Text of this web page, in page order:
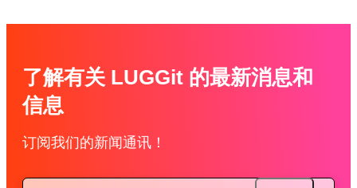
了解有关 LUGGit 的最新消息和
信息
订阅我们的新闻通讯！